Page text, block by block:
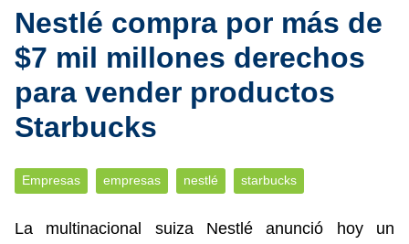
Nestlé compra por más de
$7 mil millones derechos
para vender productos
Starbucks
Empresas empresas nestlé starbucks
La multinacional suiza Nestlé anunció hoy un